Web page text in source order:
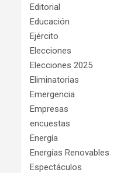
Editorial
Educación
Ejército
Elecciones
Elecciones 2025
Eliminatorias
Emergencia
Empresas
encuestas
Energía
Energías Renovables
Espectáculos